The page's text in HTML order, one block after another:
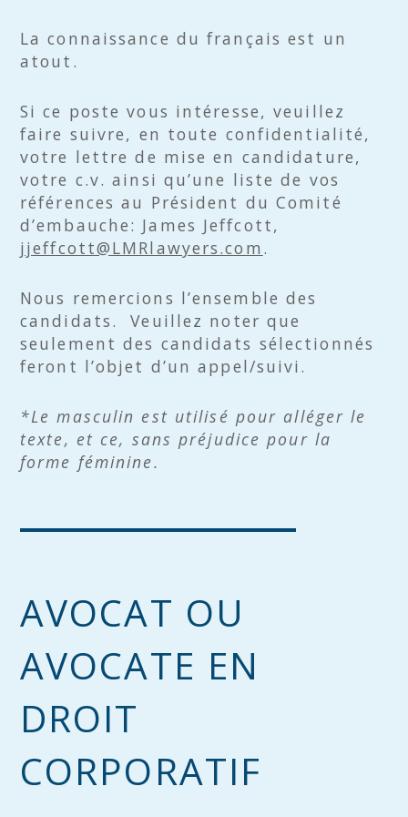
La connaissance du français est un
atout.
Si ce poste vous intéresse, veuillez
faire suivre, en toute confidentialité,
votre lettre de mise en candidature,
votre c.v. ainsi qu’une liste de vos
références au Président du Comité
d’embauche: James Jeffcott,
jjeffcott@LMRlawyers.com .
Nous remercions l’ensemble des
candidats. Veuillez noter que
seulement des candidats sélectionnés
feront l’objet d’un appel/suivi.
*Le masculin est utilisé pour alléger le
texte, et ce, sans préjudice pour la
forme féminine.
AVOCAT OU
AVOCATE EN
DROIT
CORPORATIF